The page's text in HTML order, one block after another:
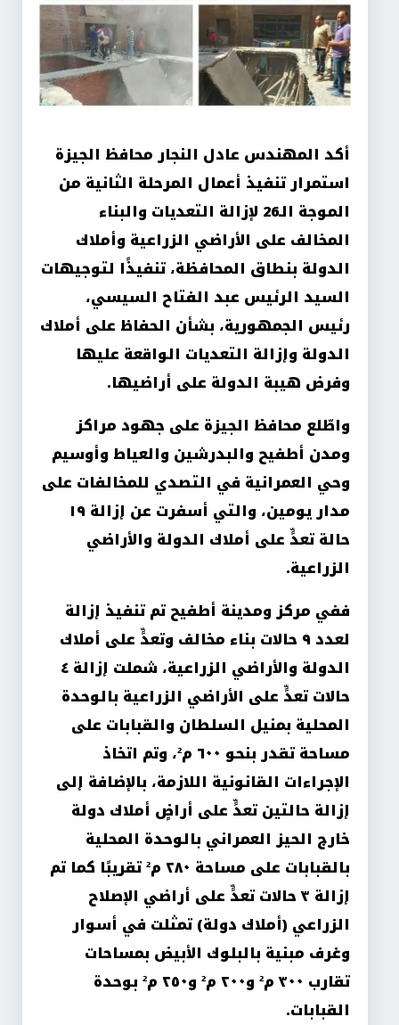
أكد المهندس عادل النجار محافظ الجيزة
استمرار تنفيذ أعمال المرحلة الثانية من
الموجة الـ26 لإزالة التعديات والبناء
المخالف على الأراضي الزراعية وأملاك
الدولة بنطاق المحافظة، تنفيذًا لتوجيهات
السيد الرئيس عبد الفتاح السيسي،
رئيس الجمهورية، بشأن الحفاظ على أملاك
الدولة وإزالة التعديات الواقعة عليها
وفرض هيبة الدولة على أراضيها.
واطّلع محافظ الجيزة على جهود مراكز
ومدن أطفيح والبدرشين والعياط وأوسيم
وحي العمرانية في التصدي للمخالفات على
مدار يومين، والتي أسفرت عن إزالة ١٩
حالة تعدٍّ على أملاك الدولة والأراضي
الزراعية.
ففي مركز ومدينة أطفيح تم تنفيذ إزالة
لعدد ٩ حالات بناء مخالف وتعدٍّ على أملاك
الدولة والأراضي الزراعية، شملت إزالة ٤
حالات تعدٍّ على الأراضي الزراعية بالوحدة
المحلية بمنيل السلطان والقبابات على
مساحة تقدر بنحو ٦٠٠ م²، وتم اتخاذ
الإجراءات القانونية اللازمة، بالإضافة إلى
إزالة حالتين تعدٍّ على أراضٍ أملاك دولة
خارج الحيز العمراني بالوحدة المحلية
بالقبابات على مساحة ٢٨٠ م² تقريبًا كما تم
إزالة ٣ حالات تعدٍّ على أراضي الإصلاح
الزراعي (أملاك دولة) تمثلت في أسوار
وغرف مبنية بالبلوك الأبيض بمساحات
تقارب ٣٠٠ م² و٢٠٠ م² و٢٥٠ م² بوحدة
القبابات.